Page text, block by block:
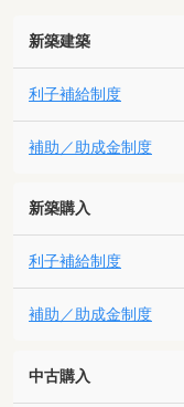
新築建築
利子補給制度
補助／助成金制度
新築購入
利子補給制度
補助／助成金制度
中古購入